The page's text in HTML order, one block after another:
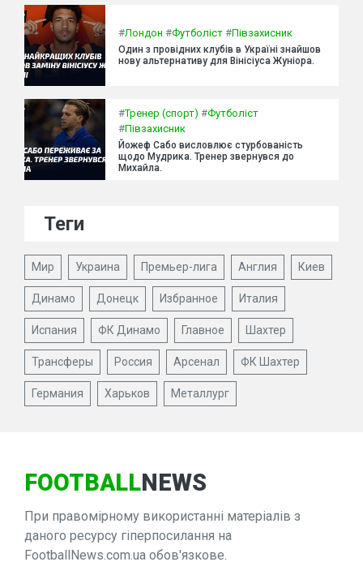
#Лондон #Футболіст #Півзахисник
Один з провідних клубів в Україні знайшов
нову альтернативу для Вінісіуса Жуніора.
#Тренер (спорт) #Футболіст
#Півзахисник
Йожеф Сабо висловлює стурбованість
щодо Мудрика. Тренер звернувся до
Михайла.
Теги
Мир Украина Премьер-лига Англия Киев
Динамо Донецк Избранное Италия
Испания ФК Динамо Главное Шахтер
Трансферы Россия Арсенал ФК Шахтер
Германия Харьков Металлург
FOOTBALLNEWS
При правомірному використанні матеріалів з
даного ресурсу гіперпосилання на
FootballNews.com.ua обов'язкове.